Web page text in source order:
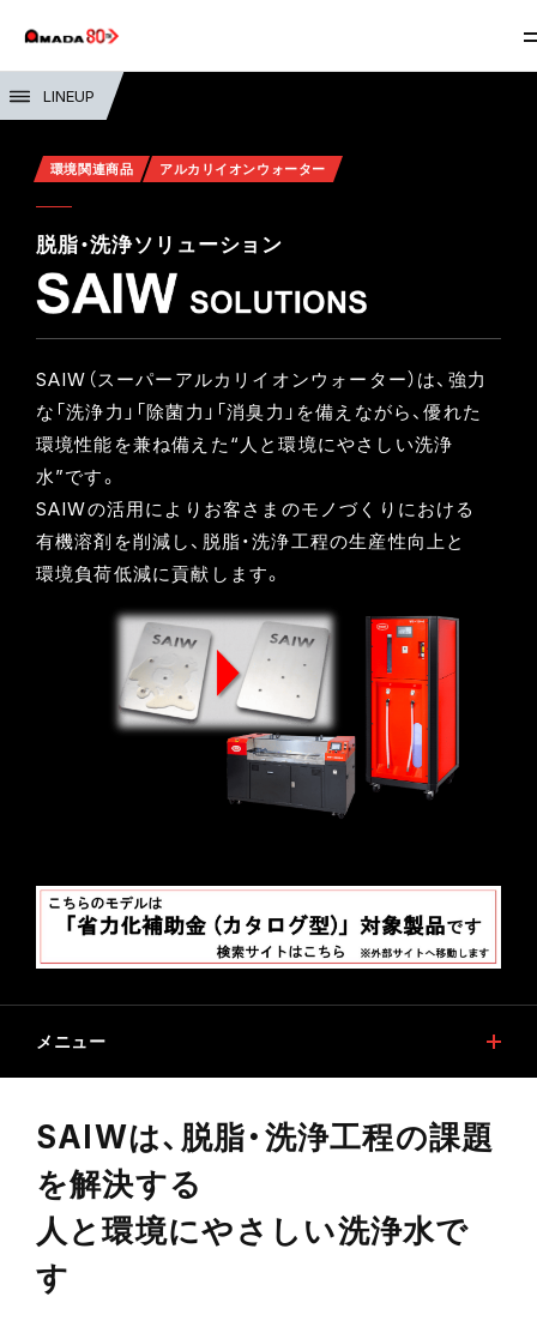
LINEUP
環境関連商品 アルカリイオンウォーター
脱脂・洗浄ソリューション
SAIW（スーパーアルカリイオンウォーター）は、強力
な「洗浄力」「除菌力」「消臭力」を備えながら、優れた
環境性能を兼ね備えた“人と環境にやさしい洗浄
水”です。
SAIWの活用によりお客さまのモノづくりにおける
有機溶剤を削減し、脱脂・洗浄工程の生産性向上と
環境負荷低減に貢献します。
メニュー
導入事例
製品デモ・洗浄テストのご案
仕様 デジタルカタログ
SAIWは、脱脂・洗浄工程の課題
を解決する
人と環境にやさしい洗浄水で
す